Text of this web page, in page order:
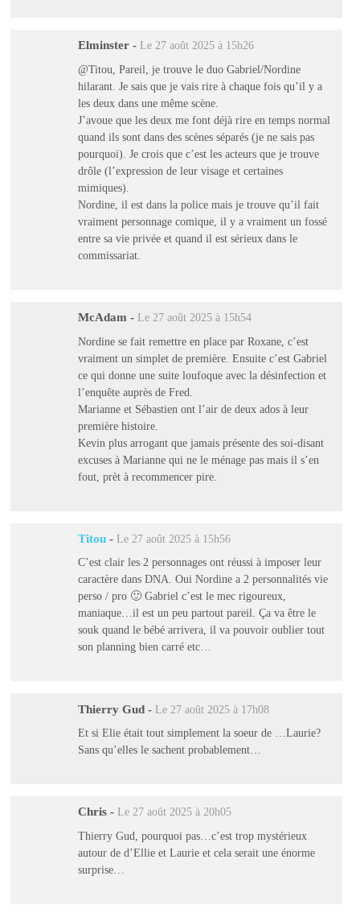
Elminster - Le 27 août 2025 à 15h26
@Titou, Pareil, je trouve le duo Gabriel/Nordine
hilarant. Je sais que je vais rire à chaque fois qu’il y a
les deux dans une même scène.
J’avoue que les deux me font déjà rire en temps normal
quand ils sont dans des scènes séparés (je ne sais pas
pourquoi). Je crois que c’est les acteurs que je trouve
drôle (l’expression de leur visage et certaines
mimiques).
Nordine, il est dans la police mais je trouve qu’il fait
vraiment personnage comique, il y a vraiment un fossé
entre sa vie privée et quand il est sérieux dans le
commissariat.
McAdam - Le 27 août 2025 à 15h54
Nordine se fait remettre en place par Roxane, c’est
vraiment un simplet de première. Ensuite c’est Gabriel
ce qui donne une suite loufoque avec la désinfection et
l’enquête auprès de Fred.
Marianne et Sébastien ont l’air de deux ados à leur
première histoire.
Kevin plus arrogant que jamais présente des soi-disant
excuses à Marianne qui ne le ménage pas mais il s’en
fout, prèt à recommencer pire.
Titou - Le 27 août 2025 à 15h56
C’est clair les 2 personnages ont réussi à imposer leur
caractère dans DNA. Oui Nordine a 2 personnalités vie
perso / pro 🙂 Gabriel c’est le mec rigoureux,
maniaque…il est un peu partout pareil. Ça va être le
souk quand le bébé arrivera, il va pouvoir oublier tout
son planning bien carré etc…
Thierry Gud - Le 27 août 2025 à 17h08
Et si Elie était tout simplement la soeur de …Laurie?
Sans qu’elles le sachent probablement…
Chris - Le 27 août 2025 à 20h05
Thierry Gud, pourquoi pas…c’est trop mystérieux
autour de d’Ellie et Laurie et cela serait une énorme
surprise…